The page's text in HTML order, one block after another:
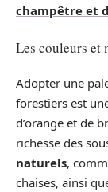
champêtre et
Les couleurs
Adopter une
forestiers est
d’orange et de
richesse des
naturels,
chaises, ainsi